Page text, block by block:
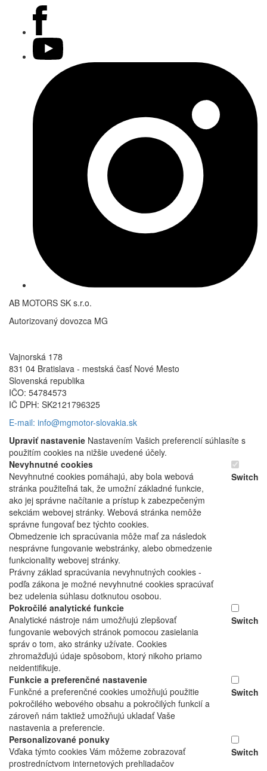
AB MOTORS SK s.r.o.
Autorizovaný dovozca MG
Vajnorská 178
831 04 Bratislava - mestská časť Nové Mesto
Slovenská republika
IČO: 54784573
IČ DPH: SK2121796325
E-mail: info@mgmotor-slovakia.sk
Upraviť nastavenie Nastavením Vašich preferencií súhlasíte s
použitím cookies na nižšie uvedené účely.
Nevyhnutné cookies
Nevyhnutné cookies pomáhajú, aby bola webová
stránka použiteľná tak, že umožní základné funkcie,
ako jej správne načítanie a prístup k zabezpečeným
sekciám webovej stránky. Webová stránka nemôže
správne fungovať bez týchto cookies.
Obmedzenie ich spracúvania môže mať za následok
nesprávne fungovanie webstránky, alebo obmedzenie
funkcionality webovej stránky.
Právny základ spracúvania nevyhnutných cookies -
podľa zákona je možné nevyhnutné cookies spracúvať
bez udelenia súhlasu dotknutou osobou.
Switch
Pokročilé analytické funkcie
Analytické nástroje nám umožňujú zlepšovať
fungovanie webových stránok pomocou zasielania
správ o tom, ako stránky užívate. Cookies
zhromažďujú údaje spôsobom, ktorý nikoho priamo
neidentifikuje.
Switch
Funkcie a preferenčné nastavenie
Funkčné a preferenčné cookies umožňujú použitie
pokročilého webového obsahu a pokročilých funkcií a
zároveň nám taktiež umožňujú ukladať Vaše
nastavenia a preferencie.
Switch
Personalizované ponuky
Vďaka týmto cookies Vám môžeme zobrazovať
prostredníctvom internetových prehliadačov
Switch